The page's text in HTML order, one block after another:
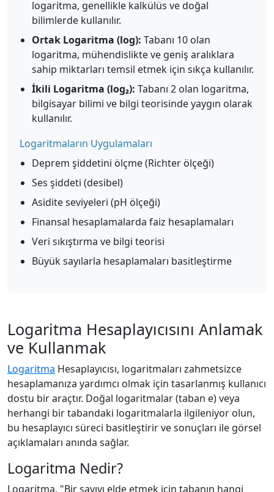
logaritma, genellikle kalkülüs ve doğal
bilimlerde kullanılır.
Ortak Logaritma (log): Tabanı 10 olan
logaritma, mühendislikte ve geniş aralıklara
sahip miktarları temsil etmek için sıkça kullanılır.
İkili Logaritma (log₂): Tabanı 2 olan logaritma,
bilgisayar bilimi ve bilgi teorisinde yaygın olarak
kullanılır.
Logaritmaların Uygulamaları
Deprem şiddetini ölçme (Richter ölçeği)
Ses şiddeti (desibel)
Asidite seviyeleri (pH ölçeği)
Finansal hesaplamalarda faiz hesaplamaları
Veri sıkıştırma ve bilgi teorisi
Büyük sayılarla hesaplamaları basitleştirme
Logaritma Hesaplayıcısını Anlamak
ve Kullanmak
Logaritma Hesaplayıcısı, logaritmaları zahmetsizce
hesaplamanıza yardımcı olmak için tasarlanmış kullanıcı
dostu bir araçtır. Doğal logaritmalar (taban e) veya
herhangi bir tabandaki logaritmalarla ilgileniyor olun,
bu hesaplayıcı süreci basitleştirir ve sonuçları ile görsel
açıklamaları anında sağlar.
Logaritma Nedir?
Logaritma, "Bir sayıyı elde etmek için tabanın hangi